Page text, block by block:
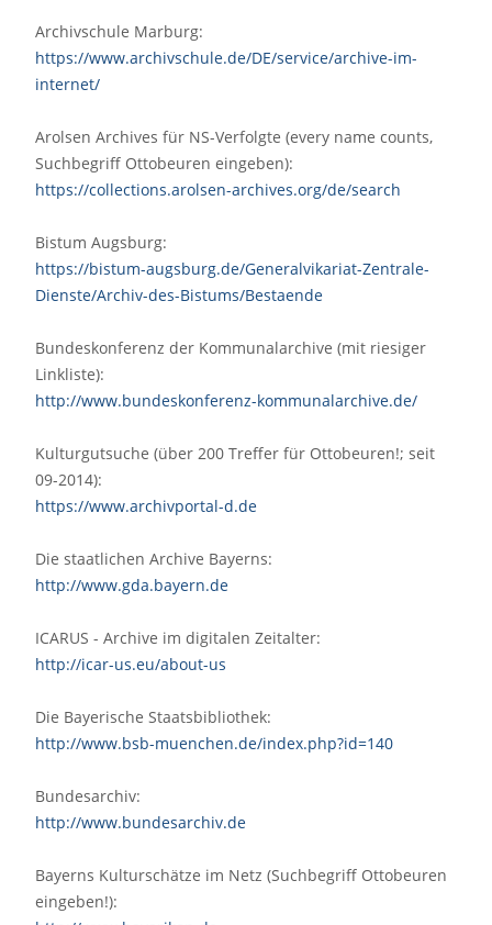
Archivschule Marburg:
https://www.archivschule.de/DE/service/archive-im-
internet/
Arolsen Archives für NS-Verfolgte (every name counts,
Suchbegriff Ottobeuren eingeben):
https://collections.arolsen-archives.org/de/search
Bistum Augsburg:
https://bistum-augsburg.de/Generalvikariat-Zentrale-
Dienste/Archiv-des-Bistums/Bestaende
Bundeskonferenz der Kommunalarchive (mit riesiger
Linkliste):
http://www.bundeskonferenz-kommunalarchive.de/
Kulturgutsuche (über 200 Treffer für Ottobeuren!; seit
09-2014):
https://www.archivportal-d.de
Die staatlichen Archive Bayerns:
http://www.gda.bayern.de
ICARUS - Archive im digitalen Zeitalter:
http://icar-us.eu/about-us
Die Bayerische Staatsbibliothek:
http://www.bsb-muenchen.de/index.php?id=140
Bundesarchiv:
http://www.bundesarchiv.de
Bayerns Kulturschätze im Netz (Suchbegriff Ottobeuren
eingeben!):